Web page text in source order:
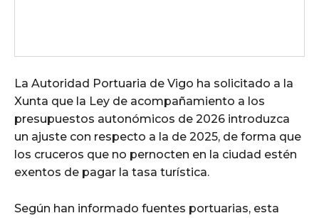
La Autoridad Portuaria de Vigo ha solicitado a la
Xunta que la Ley de acompañamiento a los
presupuestos autonómicos de 2026 introduzca
un ajuste con respecto a la de 2025, de forma que
los cruceros que no pernocten en la ciudad estén
exentos de pagar la tasa turística.
Según han informado fuentes portuarias, esta